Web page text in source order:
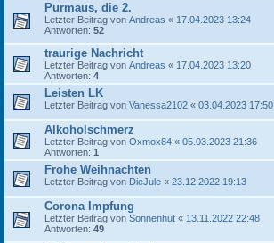
Purmaus, die 2.
Letzter Beitrag von Andreas « 17.04.2023 13:24
Antworten: 52
traurige Nachricht
Letzter Beitrag von Andreas « 17.04.2023 13:20
Antworten: 4
Leisten LK
Letzter Beitrag von Vanessa2102 « 03.04.2023 17:50
Alkoholschmerz
Letzter Beitrag von Oxmox84 « 05.03.2023 21:36
Antworten: 1
Frohe Weihnachten
Letzter Beitrag von DieJule « 23.12.2022 19:13
Corona Impfung
Letzter Beitrag von Sonnenhut « 13.11.2022 22:48
Antworten: 49